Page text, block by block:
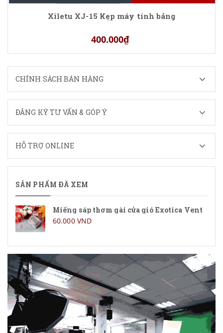
Xiletu XJ-15 Kẹp máy tính bảng
400.000₫
CHÍNH SÁCH BÁN HÀNG
ĐĂNG KÝ TƯ VẤN & GÓP Ý
HỖ TRỢ ONLINE
SẢN PHẨM ĐÃ XEM
Miếng sáp thơm gài cửa gió Exotica Vent
60.000 VND